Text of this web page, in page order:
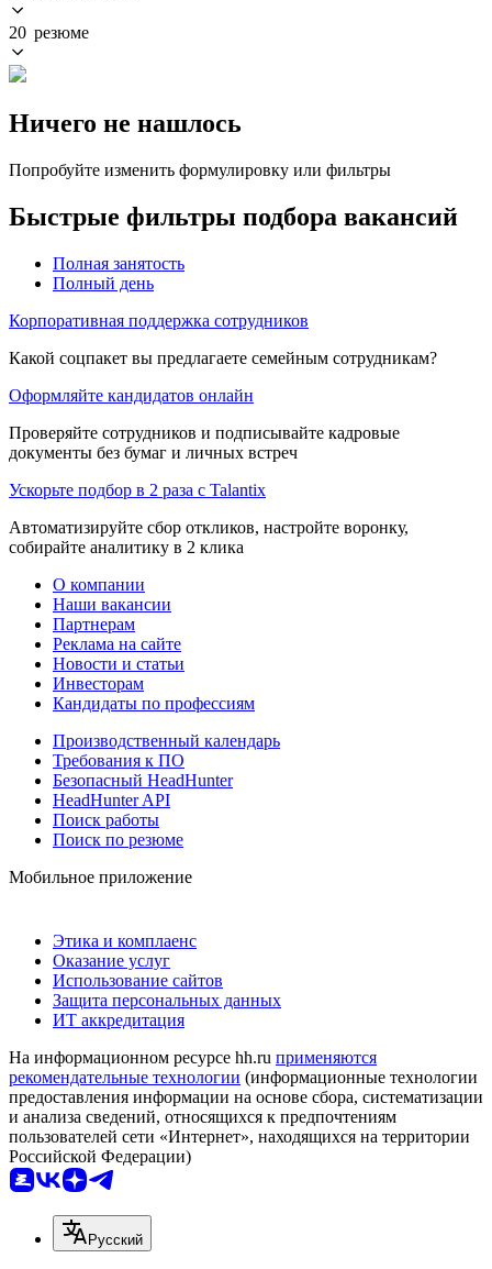
20 резюме
Ничего не нашлось
Попробуйте изменить формулировку или фильтры
Быстрые фильтры подбора вакансий
Полная занятость
Полный день
Корпоративная поддержка сотрудников
Какой соцпакет вы предлагаете семейным сотрудникам?
Оформляйте кандидатов онлайн
Проверяйте сотрудников и подписывайте кадровые
документы без бумаг и личных встреч
Ускорьте подбор в 2 раза с Talantix
Автоматизируйте сбор откликов, настройте воронку,
собирайте аналитику в 2 клика
О компании
Наши вакансии
Партнерам
Реклама на сайте
Новости и статьи
Инвесторам
Кандидаты по профессиям
Производственный календарь
Требования к ПО
Безопасный HeadHunter
HeadHunter API
Поиск работы
Поиск по резюме
Мобильное приложение
Этика и комплаенс
Оказание услуг
Использование сайтов
Защита персональных данных
ИТ аккредитация
На информационном ресурсе hh.ru применяются
рекомендательные технологии (информационные технологии
предоставления информации на основе сбора, систематизации
и анализа сведений, относящихся к предпочтениям
пользователей сети «Интернет», находящихся на территории
Российской Федерации)
Русский